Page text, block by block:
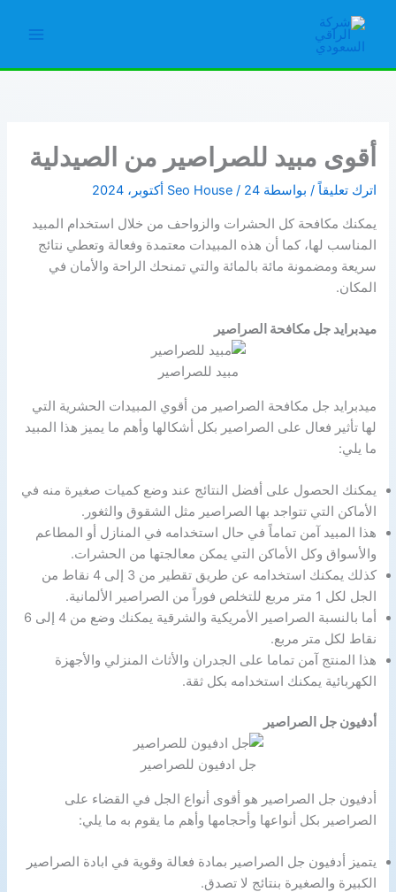
المحتوى
أقوى مبيد للصراصير من الصيدلية
اترك تعليقاً / بواسطة Seo House / 24 أكتوبر، 2024
يمكنك مكافحة كل الحشرات والزواحف من خلال استخدام المبيد
المناسب لها، كما أن هذه المبيدات معتمدة وفعالة وتعطي نتائج
سريعة ومضمونة مائة بالمائة والتي تمنحك الراحة والأمان في
المكان.
ميدبرايد جل مكافحة الصراصير
مبيد للصراصير
ميدبرايد جل مكافحة الصراصير من أقوي المبيدات الحشرية التي
لها تأثير فعال على الصراصير بكل أشكالها وأهم ما يميز هذا المبيد
ما يلي:
يمكنك الحصول على أفضل النتائج عند وضع كميات صغيرة منه في
الأماكن التي تتواجد بها الصراصير مثل الشقوق والثغور.
هذا المبيد آمن تماماً في حال استخدامه في المنازل أو المطاعم
والأسواق وكل الأماكن التي يمكن معالجتها من الحشرات.
كذلك يمكنك استخدامه عن طريق تقطير من 3 إلى 4 نقاط من
الجل لكل 1 متر مربع للتخلص فوراً من الصراصير الألمانية.
أما بالنسبة الصراصير الأمريكية والشرقية يمكنك وضع من 4 إلى 6
نقاط لكل متر مربع.
هذا المنتج آمن تماما على الجدران والأثاث المنزلي والأجهزة
الكهربائية يمكنك استخدامه بكل ثقة.
أدفيون جل الصراصير
جل ادفيون للصراصير
أدفيون جل الصراصير هو أقوى أنواع الجل في القضاء على
الصراصير بكل أنواعها وأحجامها وأهم ما يقوم به ما يلي:
يتميز أدفيون جل الصراصير بمادة فعالة وقوية في ابادة الصراصير
الكبيرة والصغيرة بنتائج لا تصدق.